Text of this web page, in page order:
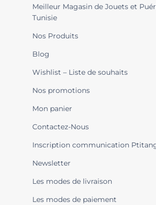
Meilleur Magasin de Jouets et
Tunisie
Nos Produits
Blog
Wishlist – Liste de souhaits
Nos promotions
Mon panier
Contactez-Nous
Inscription communication
Newsletter
Les modes de livraison
Les modes de paiement